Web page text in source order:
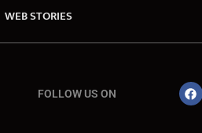
WEB STORIES
FOLLOW US ON